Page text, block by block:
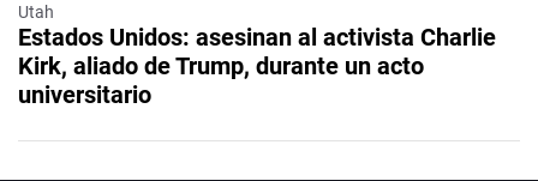
Utah
Estados Unidos: asesinan al activista Charlie
Kirk, aliado de Trump, durante un acto
universitario